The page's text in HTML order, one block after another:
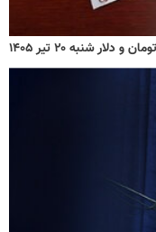
شنبه ۲۰ تیر ۱۴۰۵